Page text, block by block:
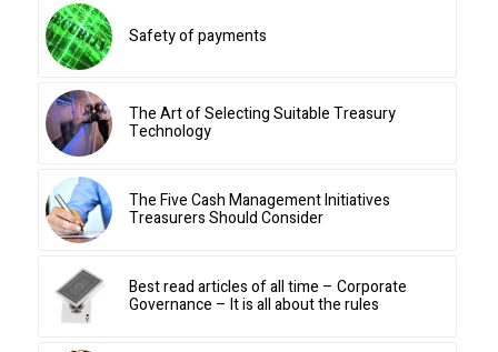
Safety of payments
The Art of Selecting Suitable Treasury
Technology
The Five Cash Management Initiatives
Treasurers Should Consider
Best read articles of all time – Corporate
Governance – It is all about the rules